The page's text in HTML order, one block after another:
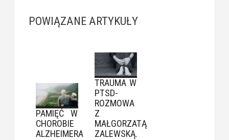
POWIĄZANE ARTYKUŁY
PAMIĘĆ W
CHOROBIE
ALZHEIMERA
TRAUMA W
PTSD-
ROZMOWA
Z
MAŁGORZATĄ
ZALEWSKĄ.